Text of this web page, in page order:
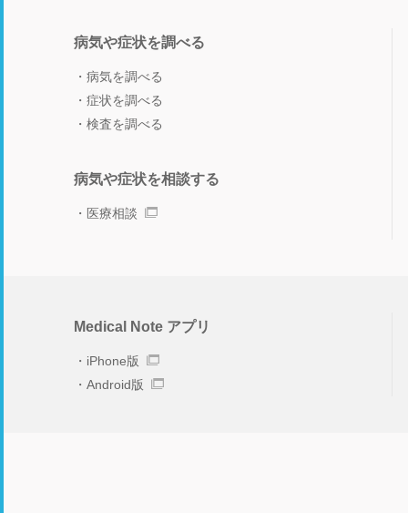
病気や症状を調べる
病気を調べる
症状を調べる
検査を調べる
病気や症状を相談する
医療相談
Medical Note アプリ
iPhone版
Android版